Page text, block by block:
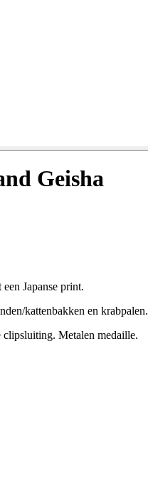
Geisha
Japanse print.
kattenbakken en krabpalen.
clipsluiting. Metalen medaille.